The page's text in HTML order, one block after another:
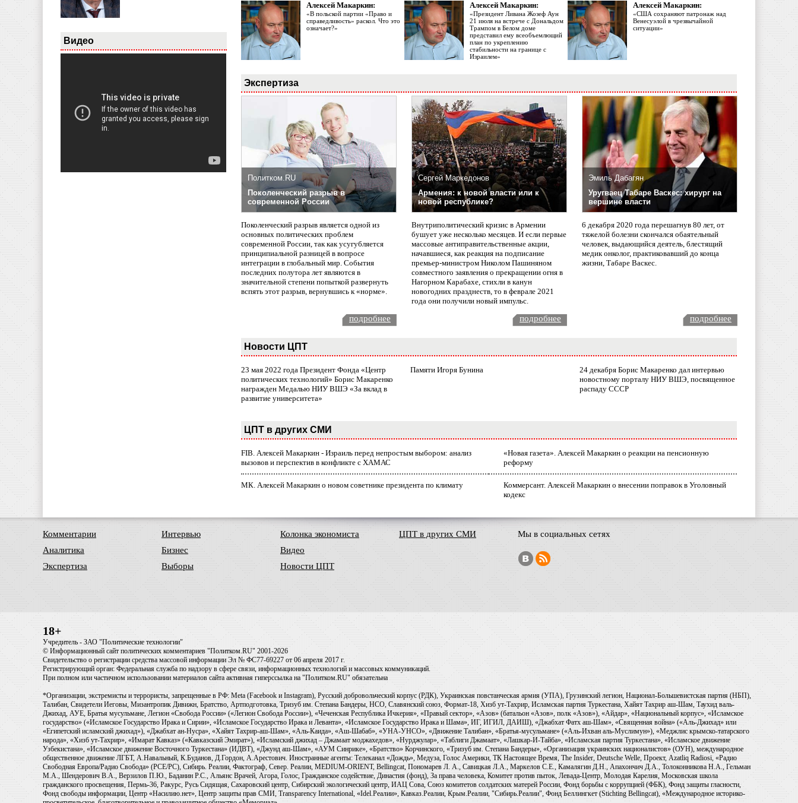
Видео
Алексей Макаркин:
«В польской партии «Право и
справедливость» раскол. Что это
означает?»
Алексей Макаркин:
«Президент Ливана Жозеф Аун
21 июля на встрече с Дональдом
Трампом в Белом доме
представил ему всеобъемлющий
план по укреплению
стабильности на границе с
Израилем»
Алексей Макаркин:
«США сохраняют патронаж над
Венесуэлой в чрезвычайной
ситуации»
Экспертиза
Политком.RU
Поколенческий разрыв в
современной России
Поколенческий разрыв является одной из
основных политических проблем
современной России, так как усугубляется
принципиальной разницей в вопросе
интеграции в глобальный мир. События
последних полутора лет являются в
значительной степени попыткой развернуть
вспять этот разрыв, вернувшись к «норме».
Сергей Маркедонов
Армения: к новой власти или к
новой республике?
Внутриполитический кризис в Армении
бушует уже несколько месяцев. И если первые
массовые антиправительственные акции,
начавшиеся, как реакция на подписание
премьер-министром Николом Пашиняном
совместного заявления о прекращении огня в
Нагорном Карабахе, стихли в канун
новогодних празднеств, то в феврале 2021
года они получили новый импульс.
Эмиль Дабагян
Уругваец Табаре Васкес: хирург на
вершине власти
6 декабря 2020 года перешагнув 80 лет, от
тяжелой болезни скончался обаятельный
человек, выдающийся деятель, блестящий
медик онколог, практиковавший до конца
жизни, Табаре Васкес.
подробнее подробнее подробнее
Новости ЦПТ
23 мая 2022 года Президент Фонда «Центр
политических технологий» Борис Макаренко
награжден Медалью НИУ ВШЭ «За вклад в
развитие университета»
Памяти Игоря Бунина
24 декабря Борис Макаренко дал интервью
новостному порталу НИУ ВШЭ, посвященное
распаду СССР
ЦПТ в других СМИ
FIB. Алексей Макаркин - Израиль перед непростым выбором: анализ
вызовов и перспектив в конфликте с ХАМАС
«Новая газета». Алексей Макаркин о реакции на пенсионную
реформу
МК. Алексей Макаркин о новом советнике президента по климату
Коммерсант. Алексей Макаркин о внесении поправок в Уголовный
кодекс
Комментарии
Аналитика
Экспертиза
Интервью
Бизнес
Выборы
Колонка экономиста
Видео
Новости ЦПТ
ЦПТ в других СМИ Мы в социальных сетях
18+
Учредитель - ЗАО "Политические технологии"
© Информационный сайт политических комментариев "Политком.RU" 2001-2026
Свидетельство о регистрации средства массовой информации Эл № ФС77-69227 от 06 апреля 2017 г.
Регистрирующий орган: Федеральная служба по надзору в сфере связи, информационных технологий и массовых коммуникаций.
При полном или частичном использовании материалов сайта активная гиперссылка на "Политком.RU" обязательна
*Организации, экстремисты и террористы, запрещенные в РФ: Meta (Facebook и Instagram), Русский добровольческий корпус (РДК), Украинская повстанческая армия (УПА), Грузинский легион, Национал-Большевистская партия (НБП),
Талибан, Свидетели Иеговы, Мизантропик Дивижн, Братство, Артподготовка, Тризуб им. Степана Бандеры, НСО, Славянский союз, Формат-18, Хизб ут-Тахрир, Исламская партия Туркестана, Хайят Тахрир аш-Шам, Таухид валь-
Джихад, АУЕ, Братья мусульмане, Легион «Свобода России» («Легион Свобода России»), «Чеченская Республика Ичкерия», «Правый сектор», «Азов» (батальон «Азов», полк «Азов»), «Айдар», «Национальный корпус», «Исламское
государство» («Исламское Государство Ирака и Сирии», «Исламское Государство Ирака и Леванта», «Исламское Государство Ирака и Шама», ИГ, ИГИЛ, ДАИШ), «Джабхат Фатх аш-Шам», «Священная война» («Аль-Джихад» или
«Египетский исламский джихад»), «Джабхат ан-Нусра», «Хайят Тахрир-аш-Шам», «Аль-Каида», «Аш-Шабаб», «УНА-УНСО», «Движение Талибан», «Братья-мусульмане» («Аль-Ихван аль-Муслимун»), «Меджлис крымско-татарского
народа», «Хизб ут-Тахрир», «Имарат Кавказ» («Кавказский Эмират»), «Исламский джихад – Джамаат моджахедов», «Нурджулар», «Таблиги Джамаат», «Лашкар-И-Тайба», «Исламская партия Туркестана», «Исламское движение
Узбекистана», «Исламское движение Восточного Туркестана» (ИДВТ), «Джунд аш-Шам», «АУМ Синрике», «Братство» Корчинского, «Тризуб им. Степана Бандеры», «Организация украинских националистов» (ОУН), международное
общественное движение ЛГБТ, А.Навальный, К.Буданов, Д.Гордон, А.Арестович. Иностранные агенты: Телеканал «Дождь», Медуза, Голос Америки, ТК Настоящее Время, The Insider, Deutsche Welle, Проект, Azatliq Radiosi, «Радио
Свободная Европа/Радио Свобода» (PCE/PC), Сибирь. Реалии, Фактограф, Север. Реалии, MEDIUM-ORIENT, Bellingcat, Пономарев Л. А., Савицкая Л.А., Маркелов С.Е., Камалягин Д.Н., Апахончич Д.А., Толоконникова Н.А., Гельман
М.А., Шендерович В.А., Верзилов П.Ю., Баданин Р.С., Альянс Врачей, Агора, Голос, Гражданское содействие, Династия (фонд), За права человека, Комитет против пыток, Левада-Центр, Молодая Карелия, Московская школа
гражданского просвещения, Пермь-36, Ракурс, Русь Сидящая, Сахаровский центр, Сибирский экологический центр, ИАЦ Сова, Союз комитетов солдатских матерей России, Фонд борьбы с коррупцией (ФБК), Фонд защиты гласности,
Фонд свободы информации, Центр «Насилию.нет», Центр защиты прав СМИ, Transparency International, «Idel.Реалии», Кавказ.Реалии, Крым.Реалии, "Сибирь.Реалии", Фонд Беллингкет (Stichting Bellingcat), «Международное историко-